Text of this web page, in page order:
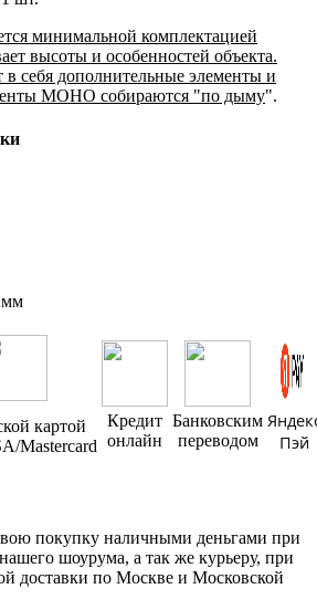
минимальной комплектацией
высоты и особенностей объекта.
себя дополнительные элементы и
МОНО собираются "по дыму".
мм
картой
Mastercard
Кредит
онлайн
Банковским
переводом
Пэй
покупку наличными деньгами при
шоурума, а так же курьеру, при
доставки по Москве и Московской